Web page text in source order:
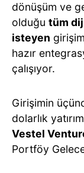
dönüşüm ve
olduğu tüm
isteyen
hazır
çalışıyor.
Girişimin
dolarlık
Vestel
Portföy